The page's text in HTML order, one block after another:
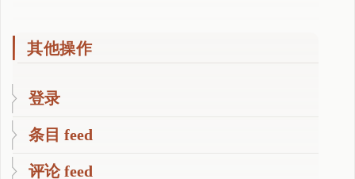
其他操作
登录
条目 feed
评论 feed